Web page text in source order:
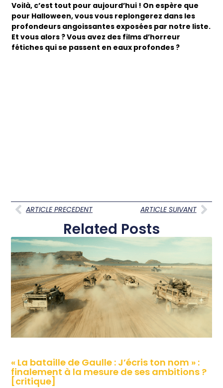
Voilà, c’est tout pour aujourd’hui ! On espère que
pour Halloween, vous vous replongerez dans les
profondeurs angoissantes exposées par notre liste.
Et vous alors ? Vous avez des films d’horreur
fétiches qui se passent en eaux profondes ?
ARTICLE PRECEDENT ARTICLE SUIVANT
Related Posts
« La bataille de Gaulle : J’écris ton nom » :
finalement à la mesure de ses ambitions ?
[critique]